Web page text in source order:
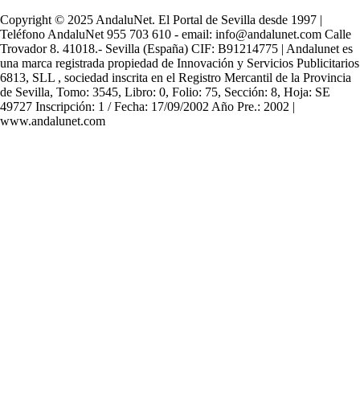
Copyright © 2025 AndaluNet. El Portal de Sevilla desde 1997 |
Teléfono AndaluNet 955 703 610 - email: info@andalunet.com Calle
Trovador 8. 41018.- Sevilla (España) CIF: B91214775 | Andalunet es
una marca registrada propiedad de Innovación y Servicios Publicitarios
6813, SLL , sociedad inscrita en el Registro Mercantil de la Provincia
de Sevilla, Tomo: 3545, Libro: 0, Folio: 75, Sección: 8, Hoja: SE
49727 Inscripción: 1 / Fecha: 17/09/2002 Año Pre.: 2002 |
www.andalunet.com